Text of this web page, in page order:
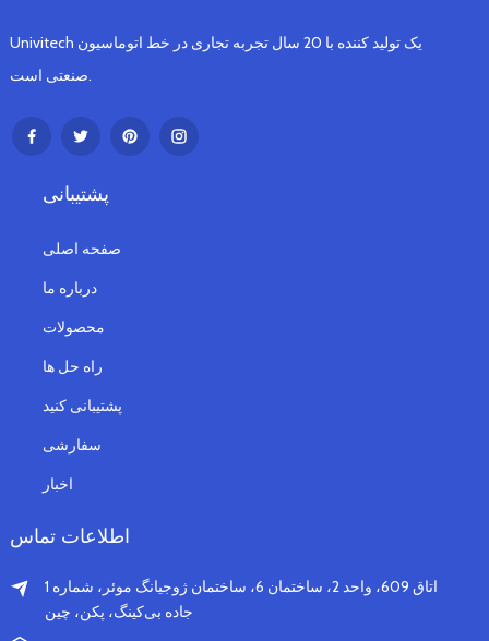
Univitech یک تولید کننده با 20 سال تجربه تجاری در خط اتوماسیون
صنعتی است.
پشتیبانی
صفحه اصلی
درباره ما
محصولات
راه حل ها
پشتیبانی کنید
سفارشی
اخبار
اطلاعات تماس
اتاق 609، واحد 2، ساختمان 6، ساختمان ژوجیانگ موئر، شماره 1
جاده بی‌کینگ، پکن، چین